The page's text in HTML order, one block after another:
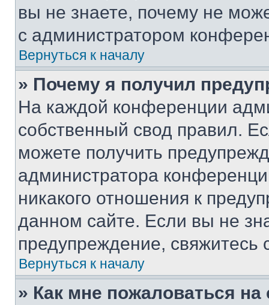
вы не знаете, почему не
с администратором
Вернуться к началу
» Почему я получил
На каждой конференции
собственный свод правил.
можете получить
администратора
никакого отношения к
данном сайте. Если вы не
предупреждение,
Вернуться к началу
» Как мне пожаловаться